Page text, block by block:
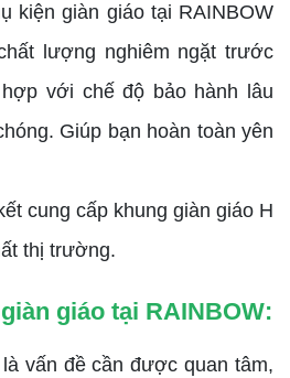
kiện giàn giáo tại RAINBOW
lượng nghiêm ngặt trước
với chế độ bảo hành lâu
Giúp bạn hoàn toàn yên
cung cấp khung giàn giáo H
thị trường.
giáo tại RAINBOW:
vấn đề cần được quan tâm,